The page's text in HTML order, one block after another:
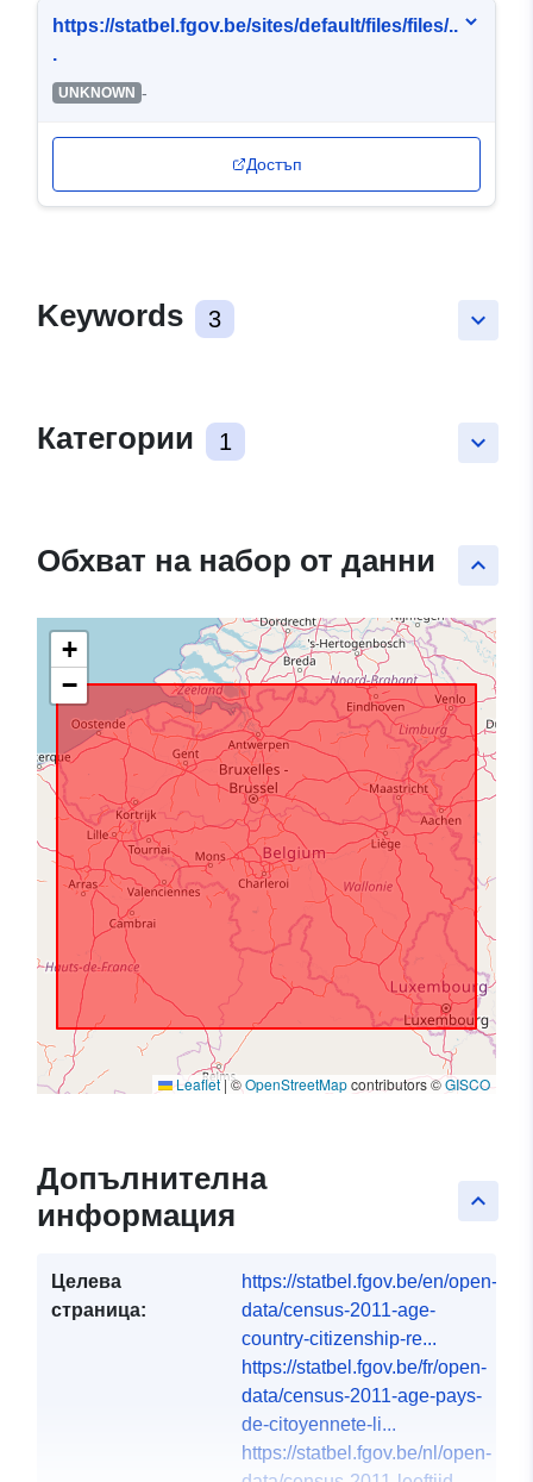
https://statbel.fgov.be/sites/default/files/files/..
.
UNKNOWN -
Достъп
keyboard_arrow_down
Keywords 3
keyboard_arrow_down
Категории 1
keyboard_arrow_up
Обхват на набор от данни
+
−
Leaflet|©OpenStreetMapcontributors ©GISCO
keyboard_arrow_up
Допълнителна
информация
Целева
страница:
https://statbel.fgov.be/en/open-
data/census-2011-age-
country-citizenship-re...
https://statbel.fgov.be/fr/open-
data/census-2011-age-pays-
de-citoyennete-li...
https://statbel.fgov.be/nl/open-